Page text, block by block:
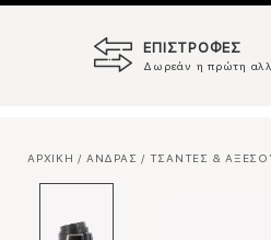
ΕΠΙΣΤΡΟΦΕΣ
Δωρεάν η πρώτη
ΑΡΧΙΚΗ / ΑΝΔΡΑΣ / ΤΣΑΝΤΕΣ &